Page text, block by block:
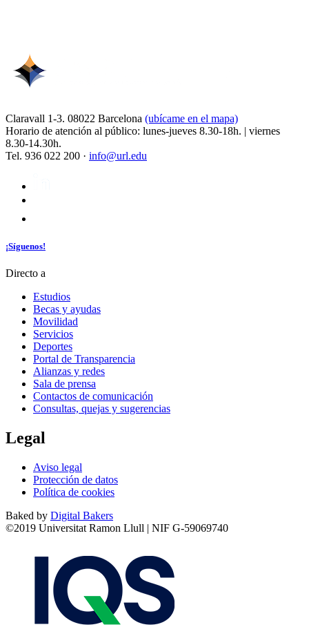
Claravall 1-3. 08022 Barcelona (ubícame en el mapa)
Horario de atención al público: lunes-jueves 8.30-18h. | viernes
8.30-14.30h.
Tel. 936 022 200 · info@url.edu
¡Síguenos!
Directo a
Estudios
Becas y ayudas
Movilidad
Servicios
Deportes
Portal de Transparencia
Alianzas y redes
Sala de prensa
Contactos de comunicación
Consultas, quejas y sugerencias
Legal
Aviso legal
Protección de datos
Política de cookies
Baked by Digital Bakers
©2019 Universitat Ramon Llull | NIF G-59069740